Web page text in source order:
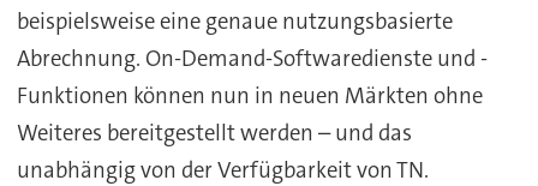
beispielsweise eine genaue nutzungsbasierte
Abrechnung. On-Demand-Softwaredienste und -
Funktionen können nun in neuen Märkten ohne
Weiteres bereitgestellt werden – und das
unabhängig von der Verfügbarkeit von TN.